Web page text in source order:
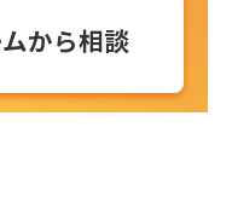
から相談